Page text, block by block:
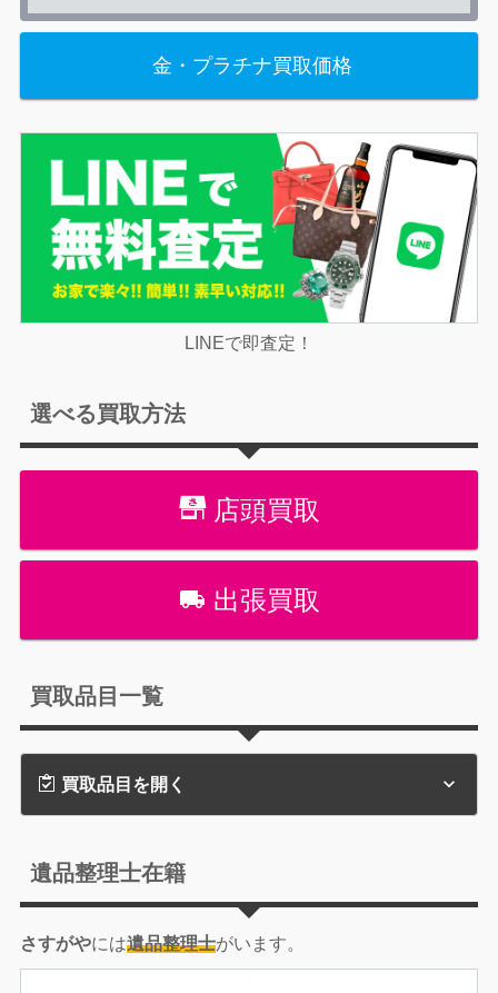
金・プラチナ買取価格
LINEで即査定！
選べる買取方法
店頭買取
出張買取
買取品目一覧
買取品目を開く
遺品整理士在籍
さすがやには遺品整理士がいます。